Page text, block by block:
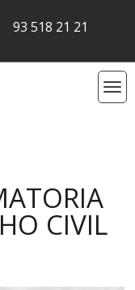
93 518 21 21
CIVIL